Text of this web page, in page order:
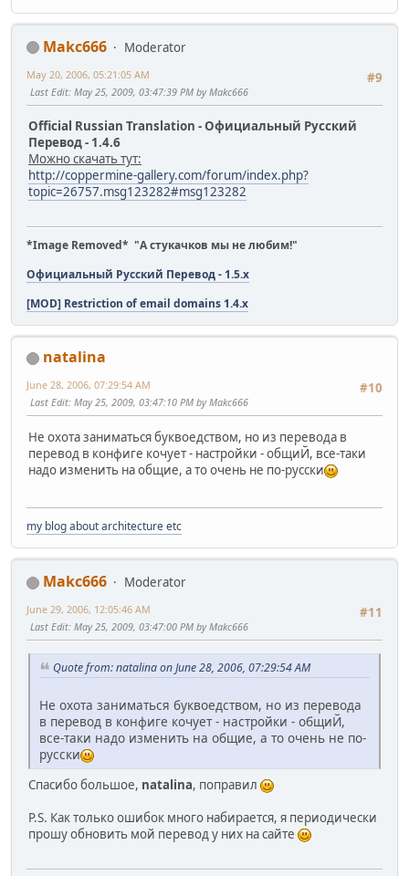
Makc666
Moderator
#9
May 20, 2006, 05:21:05 AM
Last Edit: May 25, 2009, 03:47:39 PM by Makc666
Official Russian Translation - Официальный Русский
Перевод - 1.4.6
Можно скачать тут:
http://coppermine-gallery.com/forum/index.php?
topic=26757.msg123282#msg123282
*Image Removed* "А стукачков мы не любим!"
Официальный Русский Перевод - 1.5.x
[MOD] Restriction of email domains 1.4.x
natalina
#10
June 28, 2006, 07:29:54 AM
Last Edit: May 25, 2009, 03:47:10 PM by Makc666
Не охота заниматься буквоедством, но из перевода в
перевод в конфиге кочует - настройки - общиЙ, все-таки
надо изменить на общие, а то очень не по-русски
my blog about architecture etc
Makc666
Moderator
#11
June 29, 2006, 12:05:46 AM
Last Edit: May 25, 2009, 03:47:00 PM by Makc666
Quote from: natalina on June 28, 2006, 07:29:54 AM
Не охота заниматься буквоедством, но из перевода
в перевод в конфиге кочует - настройки - общиЙ,
все-таки надо изменить на общие, а то очень не по-
русски
Спасибо большое, natalina, поправил
P.S. Как только ошибок много набирается, я периодически
прошу обновить мой перевод у них на сайте